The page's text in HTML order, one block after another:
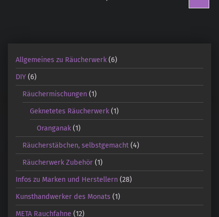
Allgemeines zu Räucherwerk (6)
DIY (6)
Räuchermischungen (1)
Geknetetes Räucherwerk(1)
Oranganak (1)
Räucherstäbchen, selbstgemacht (4)
Räucherwerk Zubehör (1)
Infos zu Marken und Herstellern (28)
Kunsthandwerker des Monats (1)
META Rauchfahne (12)